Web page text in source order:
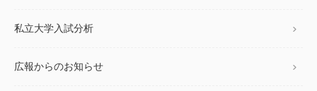
私立大学入試分析
広報からのお知らせ